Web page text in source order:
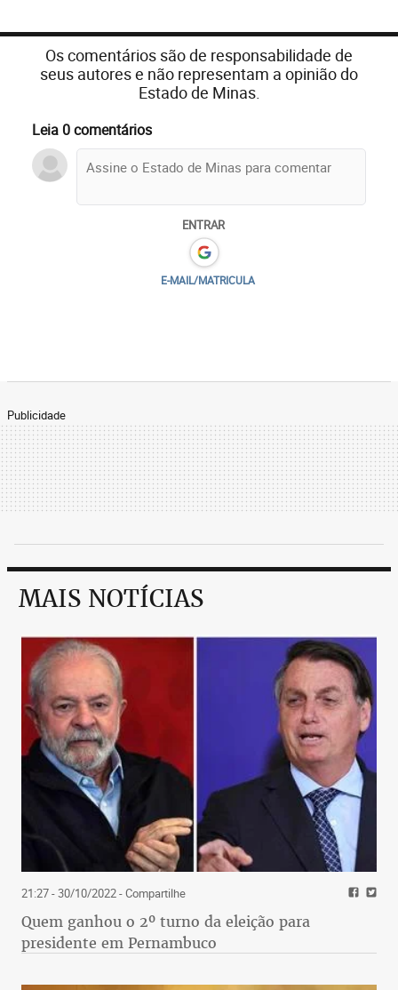
Os comentários são de responsabilidade de
seus autores e não representam a opinião do
Estado de Minas.
Leia 0 comentários
ENTRAR
E-MAIL/MATRICULA
Publicidade
MAIS NOTÍCIAS
21:27 - 30/10/2022- Compartilhe
Quem ganhou o 2º turno da eleição para
presidente em Pernambuco